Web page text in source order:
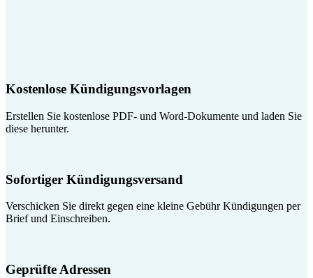
Kostenlose Kündigungsvorlagen
Erstellen Sie kostenlose PDF- und Word-Dokumente und laden Sie
diese herunter.
Sofortiger Kündigungsversand
Verschicken Sie direkt gegen eine kleine Gebühr Kündigungen per
Brief und Einschreiben.
Geprüfte Adressen